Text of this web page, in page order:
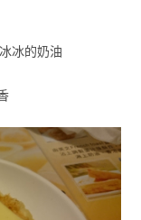
冰的奶油